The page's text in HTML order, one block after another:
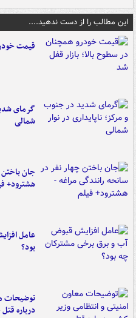
این مطالب را از دست ندهید....
قیمت
گرمای
شمالی
جان باختن
هشترود+
عامل
بود؟
توضیحات
درباره